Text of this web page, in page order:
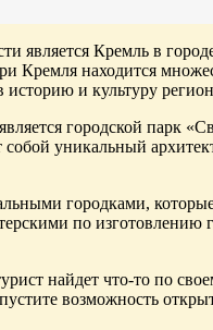
является Кремль в
находится
и культуру
городской парк
уникальный
городками,
по
найдет что-то по
возможность